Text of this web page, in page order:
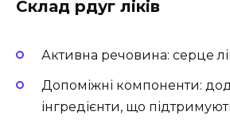
Склад рдуг ліків
Активна речовина: серце
Допоміжні компоненти:
інгредієнти, що